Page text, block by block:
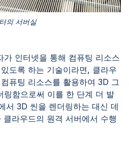
의 서버실
가 인터넷을 통해 컴퓨팅 리소스
도록 하는 기술이라면, 클라우
퓨팅 리소스를 활용하여 3D 그
링함으로써 이를 한 단계 더 발
서 3D 씬을 렌더링하는 대신 데
라우드의 원격 서버에서 수행